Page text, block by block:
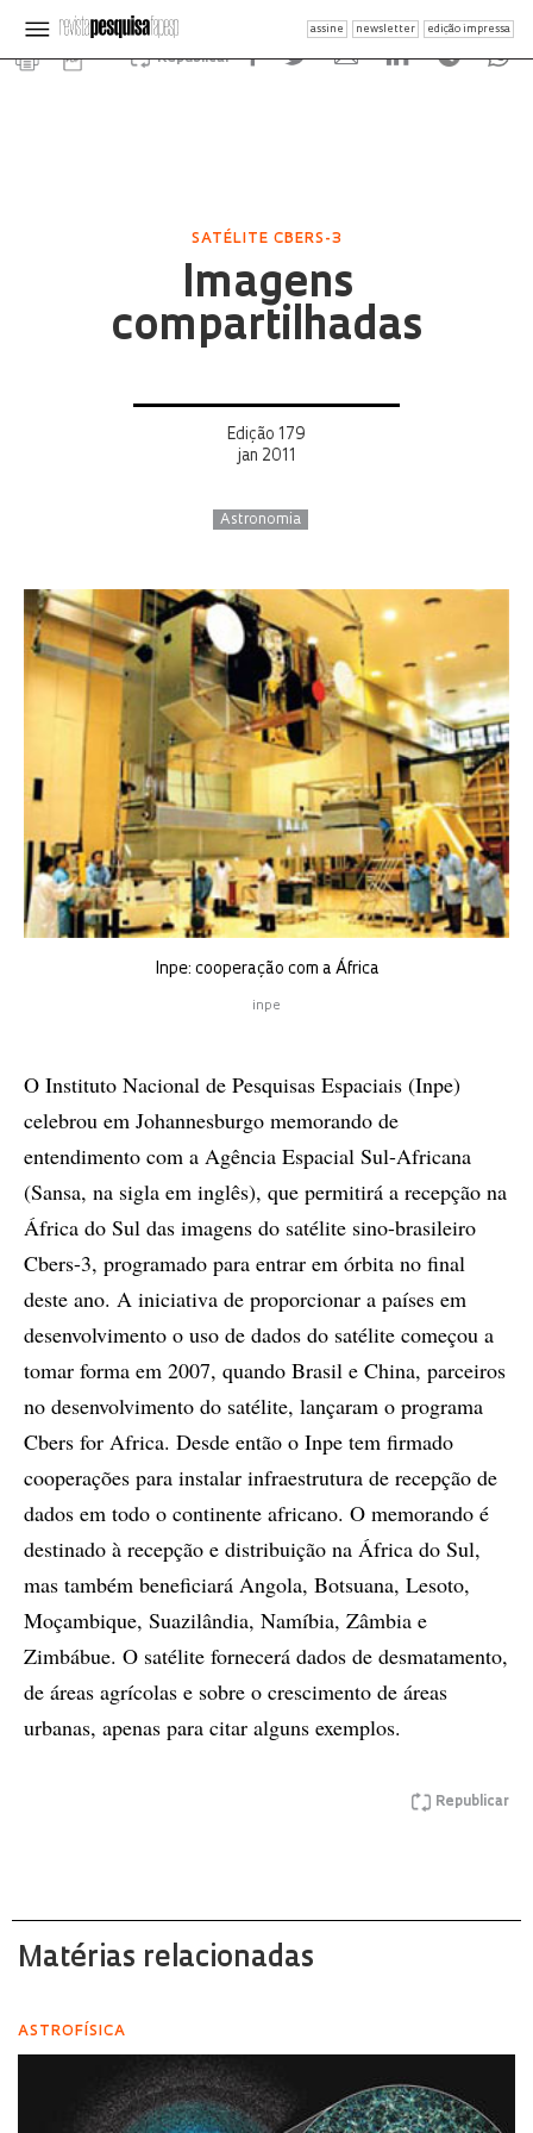
assine newsletter edição impressa
Republicar
SATÉLITE CBERS-3
Imagens
compartilhadas
Edição 179
jan 2011
Astronomia
Inpe: cooperação com a África
inpe
O Instituto Nacional de Pesquisas Espaciais (Inpe)
celebrou em Johannesburgo memorando de
entendimento com a Agência Espacial Sul-Africana
(Sansa, na sigla em inglês), que permitirá a recepção na
África do Sul das imagens do satélite sino-brasileiro
Cbers-3, programado para entrar em órbita no final
deste ano. A iniciativa de proporcionar a países em
desenvolvimento o uso de dados do satélite começou a
tomar forma em 2007, quando Brasil e China, parceiros
no desenvolvimento do satélite, lançaram o programa
Cbers for Africa. Desde então o Inpe tem firmado
cooperações para instalar infraestrutura de recepção de
dados em todo o continente africano. O memorando é
destinado à recepção e distribuição na África do Sul,
mas também beneficiará Angola, Botsuana, Lesoto,
Moçambique, Suazilândia, Namíbia, Zâmbia e
Zimbábue. O satélite fornecerá dados de desmatamento,
de áreas agrícolas e sobre o crescimento de áreas
urbanas, apenas para citar alguns exemplos.
Republicar